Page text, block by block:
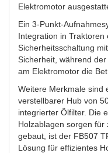
Elektromotor
Ein 3-Punkt-
Integration in Traktoren
Sicherheitsschaltung
Sicherheit, während
am Elektromotor die
Weitere Merkmale sind
verstellbarer Hub von
integrierter Ölfilter. Die
Holzablagen sorgen für
gebaut, ist der FB507
Lösung für effizientes